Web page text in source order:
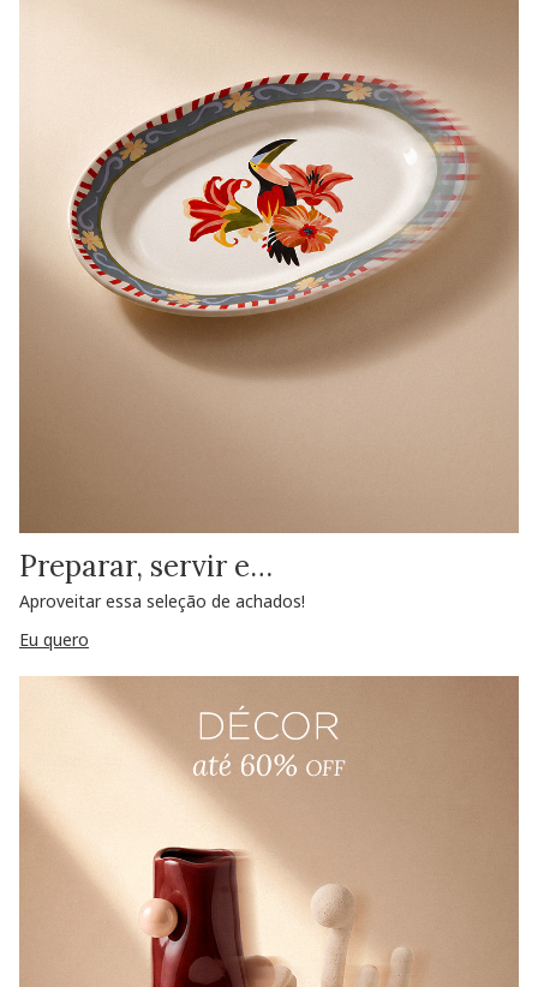
Preparar, servir e…
Aproveitar essa seleção de achados!
Eu quero